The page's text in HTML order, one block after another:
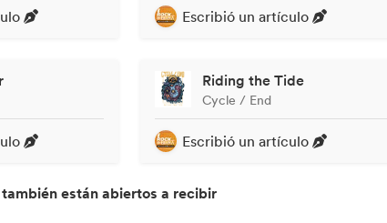
Escribió un artículo
Riding the Tide
Cycle / End
Escribió un artículo
están abiertos a recibir